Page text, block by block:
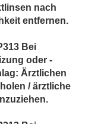
nach
entfernen.
Bei
oder -
Ärztlichen
/ ärztliche